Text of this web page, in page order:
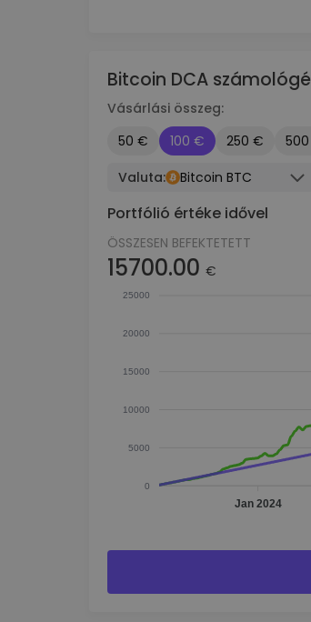
Bitcoin DCA
Vásárlási összeg:
50 €
100 € 250 €
Valuta:
Bitcoin BTC
Portfólió értéke idővel
ÖSSZESEN BEFEKTETETT
15700.00 €
25000
20000
15000
10000
5000
0
Jan 2024